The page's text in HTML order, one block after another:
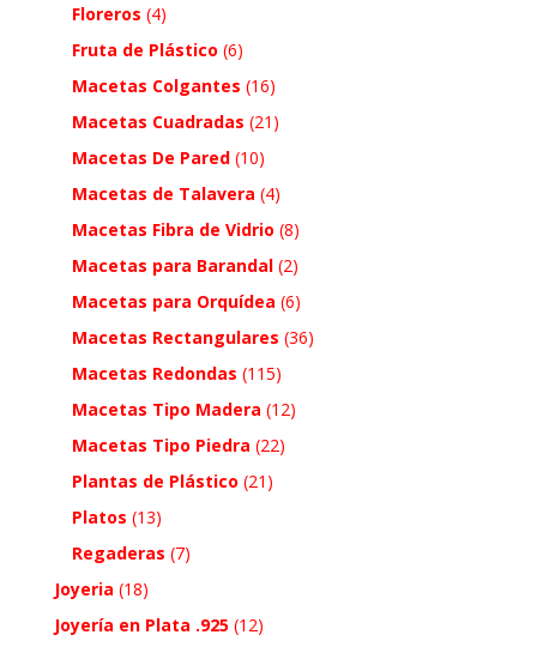
Floreros (4)
Fruta de Plástico (6)
Macetas Colgantes (16)
Macetas Cuadradas (21)
Macetas De Pared (10)
Macetas de Talavera (4)
Macetas Fibra de Vidrio (8)
Macetas para Barandal (2)
Macetas para Orquídea (6)
Macetas Rectangulares (36)
Macetas Redondas (115)
Macetas Tipo Madera (12)
Macetas Tipo Piedra (22)
Plantas de Plástico (21)
Platos (13)
Regaderas (7)
Joyeria (18)
Joyería en Plata .925 (12)